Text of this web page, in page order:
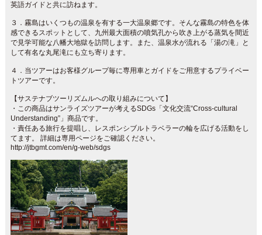
英語ガイドと共に訪ねます。
３．霧島はいくつもの温泉を有する一大温泉郷です。そんな霧島の特色を体
感できるスポットとして、九州最大面積の噴気孔から吹き上がる蒸気を間近
で見学可能な八幡大地獄を訪問します。また、温泉水が流れる「湯の滝」と
して有名な丸尾滝にも立ち寄ります。
４．当ツアーはお客様グループ毎に専用車とガイドをご用意するプライベー
トツアーです。
【サステナブツーリズムルへの取り組みについて】
・この商品はサンライズツアーが考えるSDGs「文化交流“Cross-cultural
Understanding”」商品です。
・責任ある旅行を提唱し、レスポンシブルトラベラーの輪を広げる活動をし
てます。 詳細は専用ページをご確認ください。
http://jtbgmt.com/en/g-web/sdgs